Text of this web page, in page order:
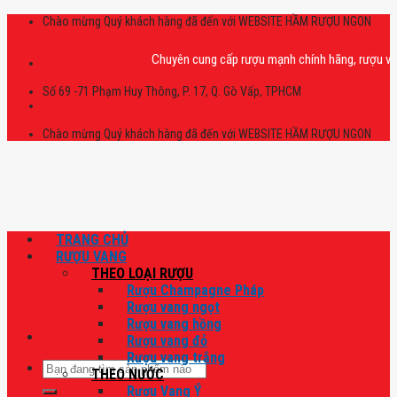
Skip
Chào mừng Quý khách hàng đã đến với WEBSITE HẦM RƯỢU NGON
Chuyên cung cấp rượu mạnh chính hãng, rượu
Số 69 -71 Phạm Huy Thông, P. 17, Q. Gò Vấp, TPHCM
Chào mừng Quý khách hàng đã đến với WEBSITE HẦM RƯỢU NGON
Tìm
kiếm:
TRANG CHỦ
RƯỢU VANG
THEO LOẠI RƯỢU
Rượu Champagne Pháp
Rượu vang ngọt
Rượu vang hồng
Rượu vang đỏ
Rượu vang trắng
THEO NƯỚC
Rượu Vang Ý